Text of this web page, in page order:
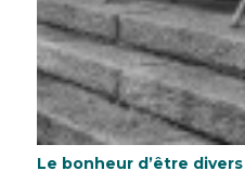
Le bonheur d’être divers